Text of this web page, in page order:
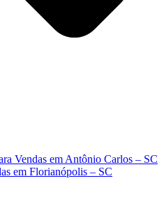
Vendas em Antônio Carlos – SC
em Florianópolis – SC